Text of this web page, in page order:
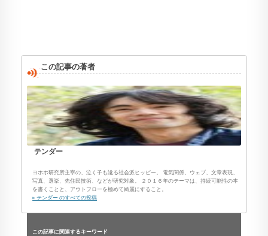
この記事の著者
テンダー
ヨホホ研究所主宰の、泣く子も訛る社会派ヒッピー。 電気関係、ウェブ、文章表現、
写真、選挙、先住民技術、などが研究対象。 ２０１６年のテーマは、持続可能性の本
を書くことと、アウトフローを極めて綺麗にすること。
» テンダー のすべての投稿
この記事に関連するキーワード